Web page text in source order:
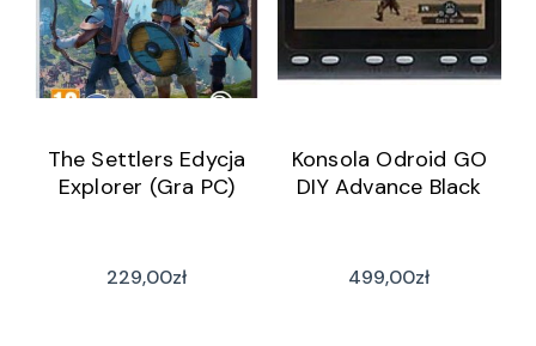
The Settlers Edycja
Explorer (Gra PC)
229,00zł
Konsola Odroid GO
DIY Advance Black
499,00zł